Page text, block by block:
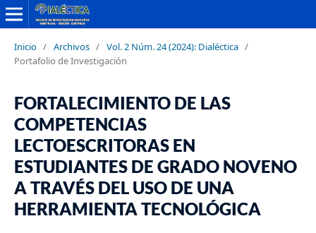
Inicio / Archivos / Vol. 2 Núm. 24 (2024): Dialéctica /
Portafolio de Investigación
FORTALECIMIENTO DE LAS
COMPETENCIAS
LECTOESCRITORAS EN
ESTUDIANTES DE GRADO NOVENO
A TRAVÉS DEL USO DE UNA
HERRAMIENTA TECNOLÓGICA